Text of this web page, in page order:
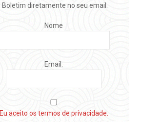
Boletim diretamente no seu email.
Nome
Email:
Eu aceito os termos de privacidade.